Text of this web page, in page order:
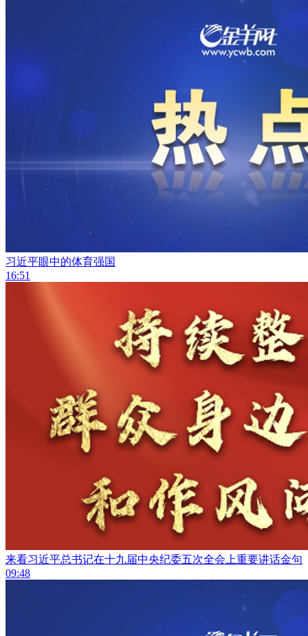
习近平眼中的体育强国
16:51
来看习近平总书记在十九届中央纪委五次全会上重要讲话金句
09:48